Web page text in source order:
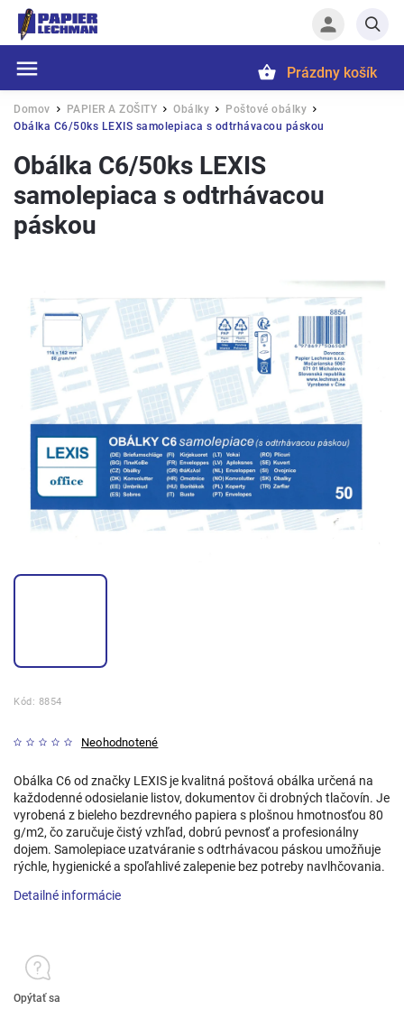
Prázdny košík
Domov / PAPIER A ZOŠITY / Obálky / Poštové obálky /
Obálka C6/50ks LEXIS samolepiaca s odtrhávacou páskou
Obálka C6/50ks LEXIS
samolepiaca s odtrhávacou
páskou
Kód: 8854
Neohodnotené
Obálka C6 od značky LEXIS je kvalitná poštová obálka určená na
každodenné odosielanie listov, dokumentov či drobných tlačovín. Je
vyrobená z bieleho bezdrevného papiera s plošnou hmotnosťou 80
g/m2, čo zaručuje čistý vzhľad, dobrú pevnosť a profesionálny
dojem. Samolepiace uzatváranie s odtrhávacou páskou umožňuje
rýchle, hygienické a spoľahlivé zalepenie bez potreby navlhčovania.
Detailné informácie
Opýtať sa